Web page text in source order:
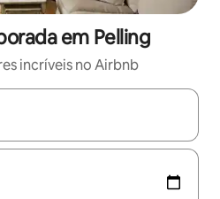
em Pelling
incríveis no Airbnb
disponíveis, explore-os